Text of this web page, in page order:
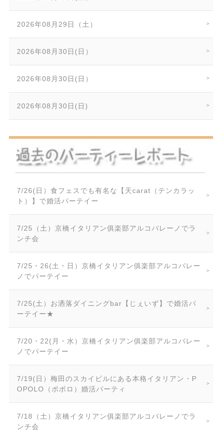
2026年08月29日（土）
2026年08月30日(日）
2026年08月30日(日）
2026年08月30日(日)
7/26(日）食フェスでも有名な【天carat（テンカラッ
ト）】で婚活パーテイー
7/25（土）京橋イタリアン俱楽部アルコバレーノでラ
ンチ会
7/25・26(土・日）京橋イタリアン俱楽部アルコバレー
ノでパーテイー
7/25(土）お洒落ダイニングbar【じぇいず】で婚活パ
ーテイー★
7/20・22(月・水）京橋イタリアン俱楽部アルコバレー
ノでパーテイー
7/19(日）梅田のスカイビルにある本格イタリアン・P
OPOLO（ポポロ）婚活パーティ
7/18（土）京橋イタリアン俱楽部アルコバレーノでラ
ンチ会